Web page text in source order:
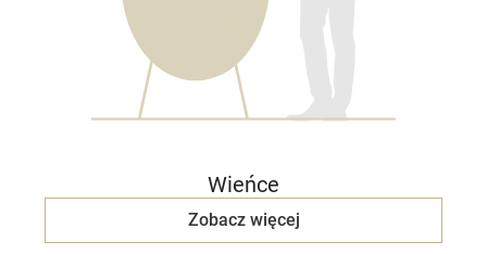
Wieńce
Zobacz więcej